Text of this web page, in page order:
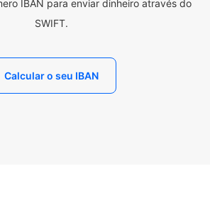
IBAN para enviar dinheiro através do
SWIFT.
Calcular o seu IBAN